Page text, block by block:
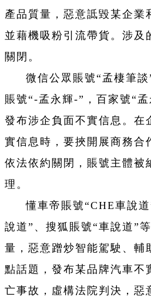
產品質量，惡意詆毀某企業
並藉機吸粉引流帶貨。涉及
關閉。
微信公眾賬號“孟棲筆
賬號“-孟永輝-”，百家號“
發布涉企負面不實信息。在
實信息時，要挾開展商務合
依法依約關閉，賬號主體被
理。
懂車帝賬號“CHE車說
說道”、搜狐賬號“車說道”
量，惡意蹭炒智能駕駛、輔
點話題，發布某品牌汽車不
亡事故，虛構法院判決，惡